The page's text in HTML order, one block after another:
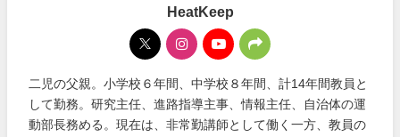
HeatKeep
二児の父親。小学校６年間、中学校８年間、計14年間教員と
して勤務。研究主任、進路指導主事、情報主任、自治体の運
動部長務める。現在は、非常勤講師として働く一方、教員の